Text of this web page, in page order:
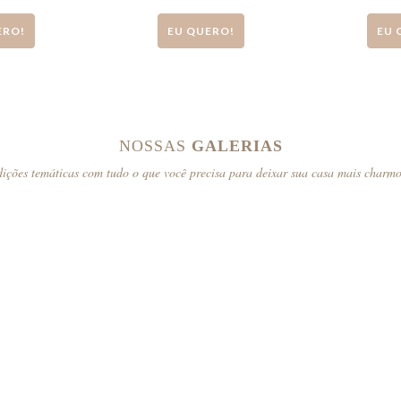
EU QUERO! EU
NOSSAS GALERIAS
temáticas com tudo o que você precisa para deixar sua casa mais